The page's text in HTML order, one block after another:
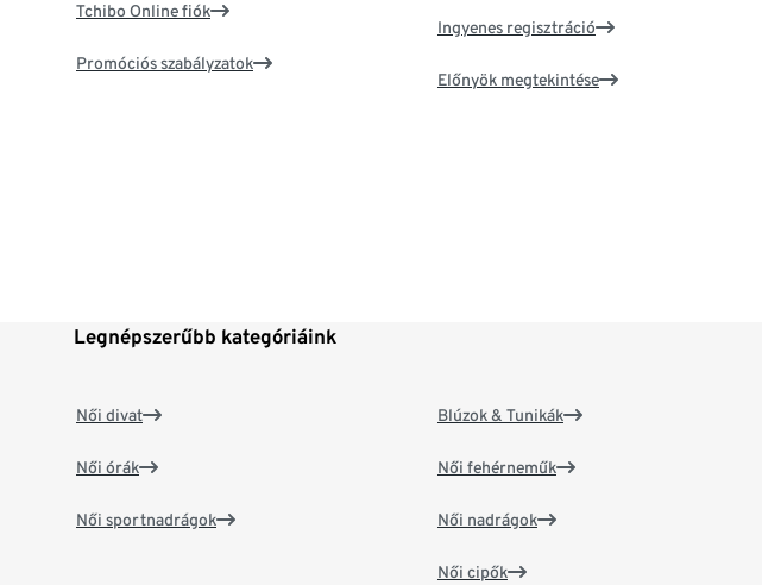
Tchibo Online fiók
Promóciós szabályzatok
Ingyenes regisztráció
Előnyök megtekintése
Legnépszerűbb kategóriáink
Női divat
Női órák
Női sportnadrágok
Blúzok & Tunikák
Női fehérneműk
Női nadrágok
Női cipők